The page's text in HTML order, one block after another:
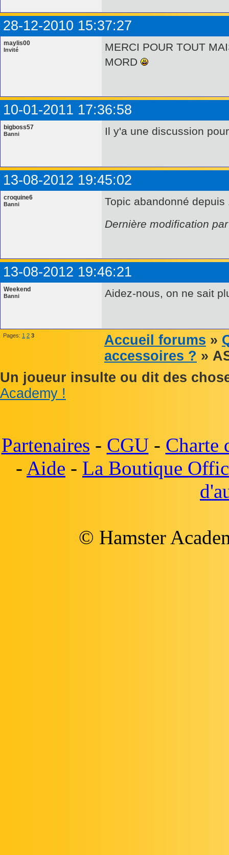
28-12-2010 15:37:27
maylis00
Invité
MERCI POUR TOUT
MORD
10-01-2011 17:36:58
bigboss57
Banni Il y'a une discussion
13-08-2012 19:45:02
croquine6
Banni
Topic abandonné
Dernière modification
13-08-2012 19:46:21
Weekend
Banni Aidez-nous, on ne sait
Pages: 1 2 3 Accueil forums »
accessoires ? »
Un joueur insulte ou dit des
Academy !
Partenaires - CGU- Charte
- Aide - La Boutique
© Hamster